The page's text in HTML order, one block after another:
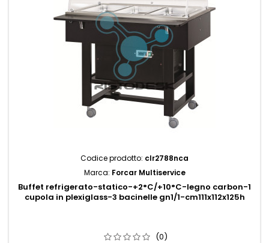
Codice prodotto: clr2788nca
Marca: Forcar Multiservice
Buffet refrigerato-statico-+2°C/+10°C-legno carbon-1
cupola in plexiglass-3 bacinelle gn1/1-cm111x112x125h
(0)